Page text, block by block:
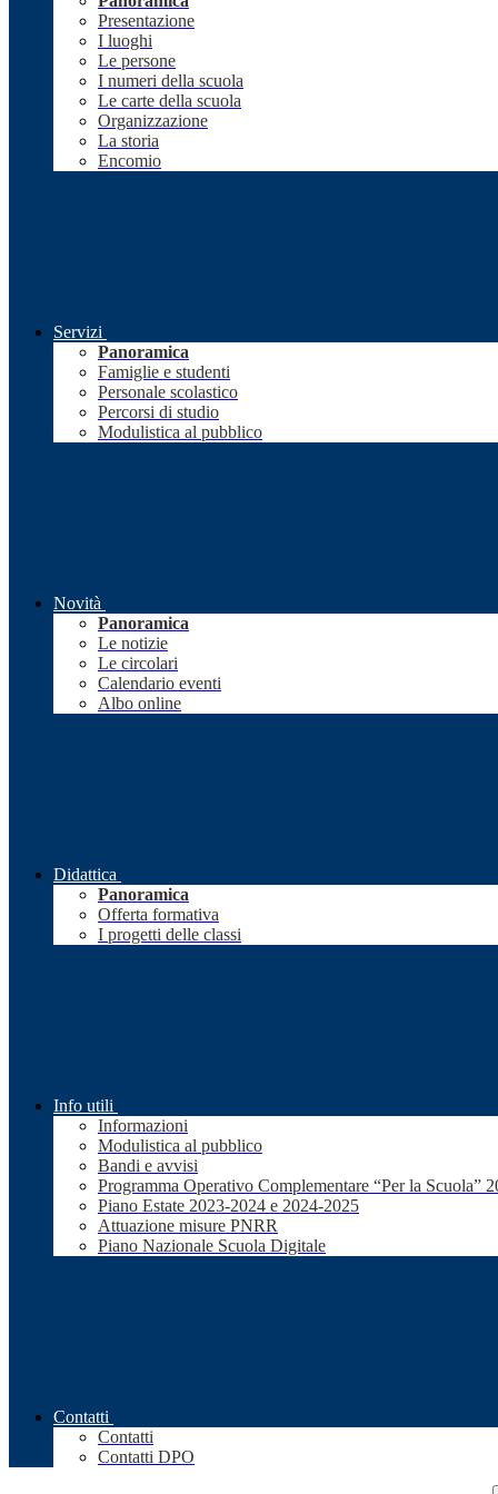
Presentazione
I luoghi
Le persone
I numeri della scuola
Le carte della scuola
Organizzazione
La storia
Encomio
Servizi
Panoramica
Famiglie e studenti
Personale scolastico
Percorsi di studio
Modulistica al pubblico
Novità
Panoramica
Le notizie
Le circolari
Calendario eventi
Albo online
Didattica
Panoramica
Offerta formativa
I progetti delle classi
Info utili
Informazioni
Modulistica al pubblico
Bandi e avvisi
Programma Operativo Complementare “Per la Scuola”
Piano Estate 2023-2024 e 2024-2025
Attuazione misure PNRR
Piano Nazionale Scuola Digitale
Contatti
Contatti
Contatti DPO